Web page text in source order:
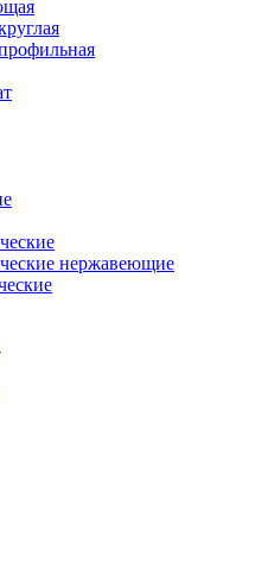
нержавеющие